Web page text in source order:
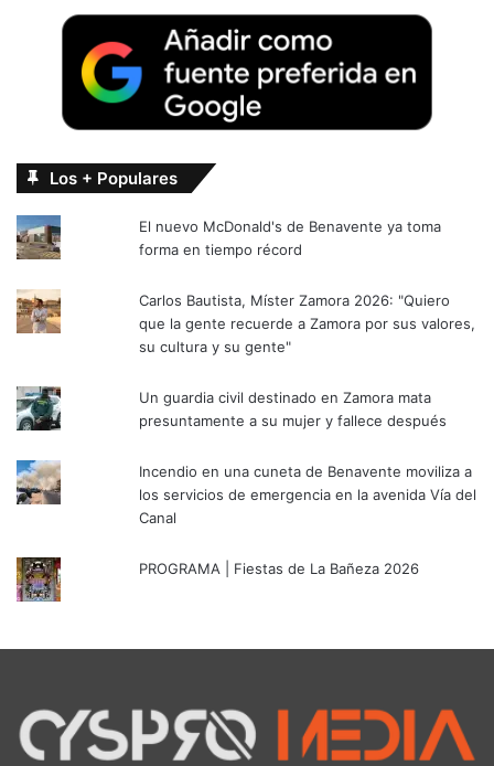
Los + Populares
El nuevo McDonald's de Benavente ya toma
forma en tiempo récord
Carlos Bautista, Míster Zamora 2026: "Quiero
que la gente recuerde a Zamora por sus valores,
su cultura y su gente"
Un guardia civil destinado en Zamora mata
presuntamente a su mujer y fallece después
Incendio en una cuneta de Benavente moviliza a
los servicios de emergencia en la avenida Vía del
Canal
PROGRAMA | Fiestas de La Bañeza 2026